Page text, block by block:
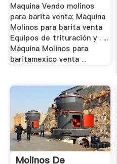
Maquina Vendo molinos
para barita venta; Máquina
Molinos para barita venta
Equipos de trituración y . ...
Máquina Molinos para
baritamexico venta ...
Molinos De